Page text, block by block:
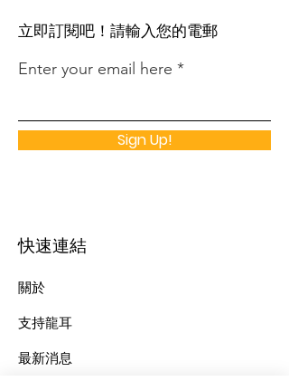
​立即訂閱吧！請輸入您的電郵
Enter your email here
Sign Up!
快速連結
關於
支持龍耳
最新消息